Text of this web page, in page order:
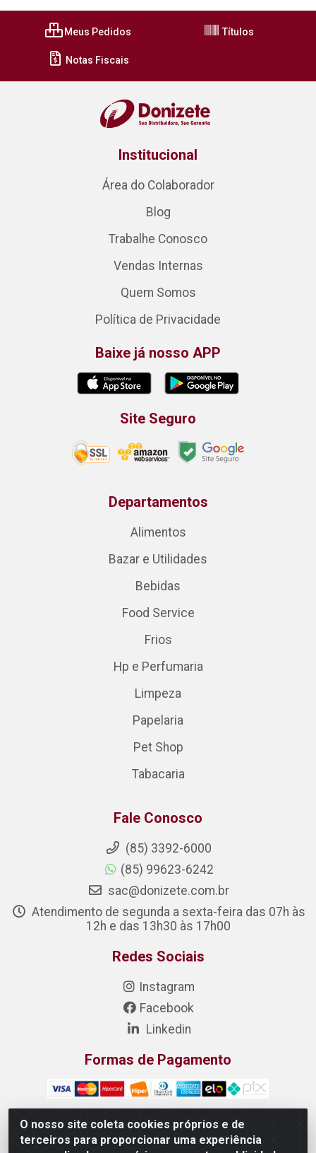
O nosso site coleta cookies próprios e de
terceiros para proporcionar uma experiência
Meus Pedidos Títulos
Notas Fiscais
Institucional
Área do Colaborador
Blog
Trabalhe Conosco
Vendas Internas
Quem Somos
Política de Privacidade
Baixe já nosso APP
Site Seguro
Departamentos
Alimentos
Bazar e Utilidades
Bebidas
Food Service
Frios
Hp e Perfumaria
Limpeza
Papelaria
Pet Shop
Tabacaria
Fale Conosco
(85) 3392-6000
(85) 99623-6242
sac@donizete.com.br
Atendimento de segunda a sexta-feira das 07h às
12h e das 13h30 às 17h00
Redes Sociais
Instagram
Facebook
Linkedin
Formas de Pagamento
DONIZETE DISTRIBUIDORA DE ALIMENTOS S/A - Rua